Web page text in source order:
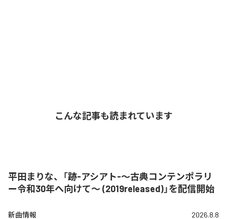
こんな記事も読まれています
平田まりな、「跡-アシアト-〜古典コンテンポラリ
ー令和30年へ向けて〜 (2019released)」を配信開始
新曲情報 2026.8.8